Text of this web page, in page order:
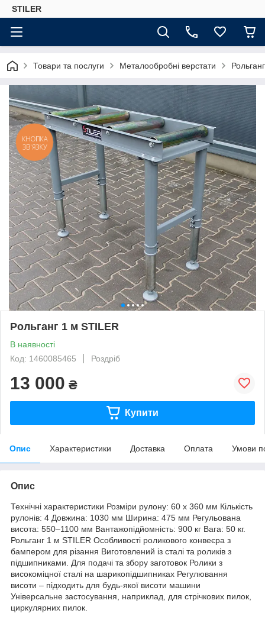
STILER
Товари та послуги Металообробні верстати
Рольганг 1 м STILER
В наявності
Код: 1460085465
Роздріб
13 000 ₴
Купити
Опис Характеристики Доставка Оплата Умови
Опис
Технічні характеристики Розміри рулону: 60 x 360 мм Кількість
рулонів: 4 Довжина: 1030 мм Ширина: 475 мм Регульована
висота: 550–1100 мм Вантажопідйомність: 900 кг Вага: 50 кг.
Рольганг 1 м STILER Особливості роликового конвеєра з
бампером для різання Виготовлений із сталі та роликів з
підшипниками. Для подачі та збору заготовок Ролики з
високоміцної сталі на шарикопідшипниках Регулювання
висоти – підходить для будь-якої висоти машини
Універсальне застосування, наприклад, для стрічкових пилок,
циркулярних пилок.
КНОПКА
ЗВ'ЯЗКУ